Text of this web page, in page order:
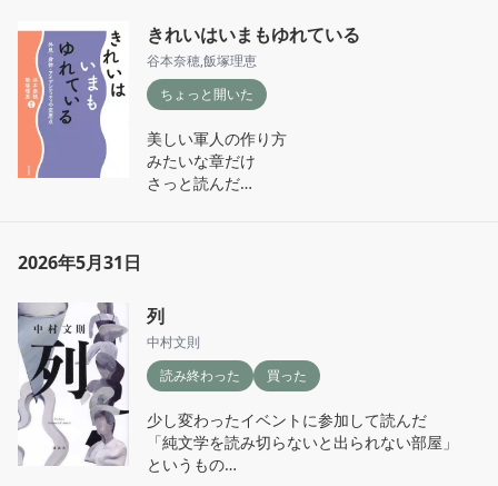
きれいはいまもゆれている
谷本奈穂,飯塚理恵
ちょっと開いた
美しい軍人の作り方
みたいな章だけ
さっと読んだ
2026年5月31日
列
中村文則
読み終わった
買った
少し変わったイベントに参加して読んだ
「純文学を読み切らないと出られない部屋」
というもの